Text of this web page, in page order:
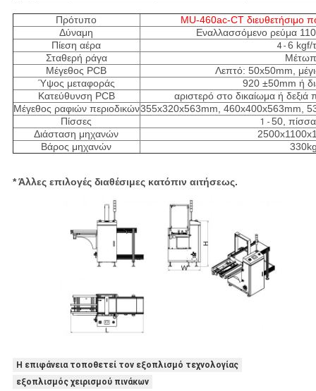
Πρότυπο
MU-460ac-CT διευθετήσιμο
Δύναμη
Εναλλασσόμενο ρεύμα
Πίεση αέρα
4 - 6 kgf/
Σταθερή ράγα
Μέγεθος PCB
Λεπτό: 50x50mm,
Ύψος μεταφοράς
920 ±50mm ή
Κατεύθυνση PCB
αριστερό στο δικαίωμα ή δεξιά
Μέγεθος ραφιών περιοδικών355x320x563mm, 460x400x563mm,
Πίσσες
1 -50,
Διάσταση μηχανών
Βάρος μηχανών
* Άλλες επιλογές διαθέσιμες κατόπιν αιτήσεως.
Η επιφάνεια τοποθετεί τον εξοπλισμό τεχνολογίας
εξοπλισμός χειρισμού πινάκων